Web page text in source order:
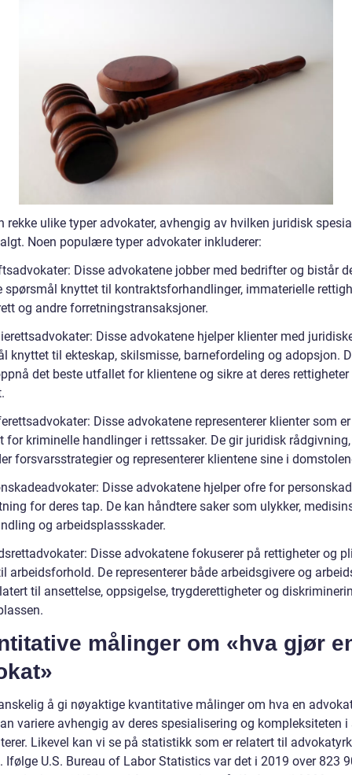
rekke ulike typer advokater, avhengig av hvilken juridisk
Noen populære typer advokater inkluderer:
Disse advokatene jobber med bedrifter og bistår
spørsmål knyttet til kontraktsforhandlinger, immaterielle
og andre forretningstransaksjoner.
Disse advokatene hjelper klienter med
knyttet til ekteskap, skilsmisse, barnefordeling og adopsjon.
det beste utfallet for klientene og sikre at deres rettigheter
Disse advokatene representerer klienter som er
for kriminelle handlinger i rettssaker. De gir juridisk rådgivning,
forsvarsstrategier og representerer klientene sine i
Disse advokatene hjelper ofre for
for deres tap. De kan håndtere saker som ulykker,
og arbeidsplassskader.
Disse advokatene fokuserer på rettigheter og
arbeidsforhold. De representerer både arbeidsgivere og
til ansettelse, oppsigelse, trygderettigheter og
målinger om «hva gjør
å gi nøyaktige kvantitative målinger om hva en
variere avhengig av deres spesialisering og kompleksiteten i
Likevel kan vi se på statistikk som er relatert til
Ifølge U.S. Bureau of Labor Statistics var det i 2019 over 823